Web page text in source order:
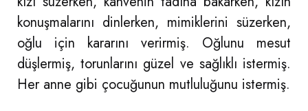
konuşmalarını dinlerken, mimiklerini süzerken,
oğlu için kararını verirmiş. Oğlunu mesut
düşlermiş, torunlarını güzel ve sağlıklı istermiş.
Her anne gibi çocuğunun mutluluğunu istermiş.